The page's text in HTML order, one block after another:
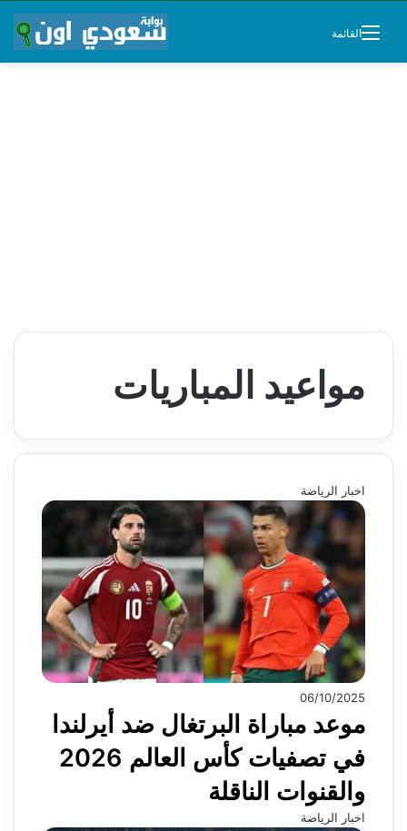
القائمة
مواعيد المباريات
اخبار الرياضة
06/10/2025
موعد مباراة البرتغال ضد أيرلندا
في تصفيات كأس العالم 2026
والقنوات الناقلة
اخبار الرياضة